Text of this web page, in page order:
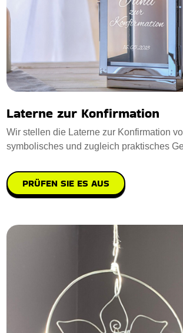
Laterne zur Konfirmation
Wir stellen die Laterne zur Konfirmation
symbolisches und zugleich praktisches
PRÜFEN SIE ES AUS